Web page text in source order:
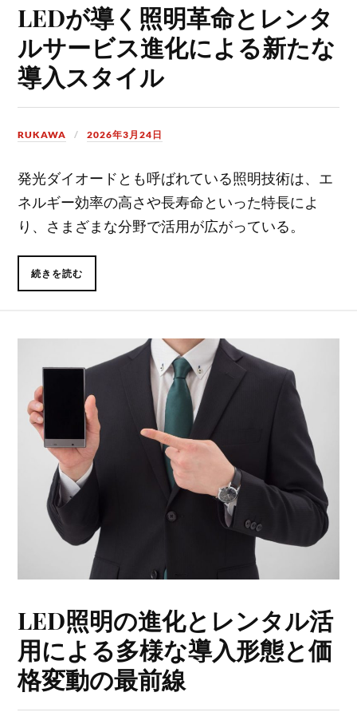
LEDが導く照明革命とレンタ
ルサービス進化による新たな
導入スタイル
RUKAWA 2026年3月24日
発光ダイオードとも呼ばれている照明技術は、エ
ネルギー効率の高さや長寿命といった特長によ
り、さまざまな分野で活用が広がっている。
続きを読む
LED照明の進化とレンタル活
用による多様な導入形態と価
格変動の最前線